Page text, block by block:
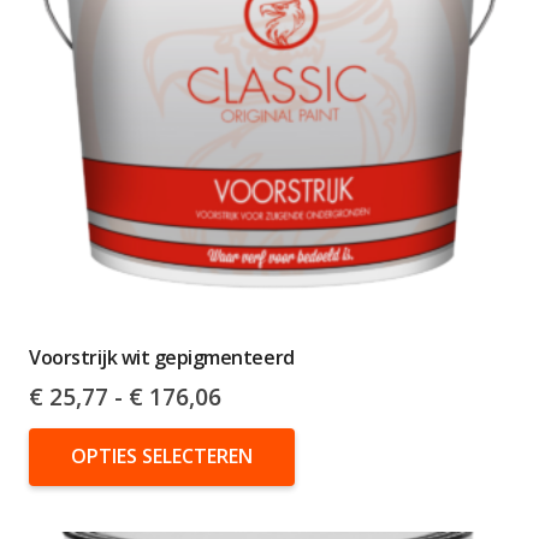
gekozen
worden
op
de
productpagina
Voorstrijk wit gepigmenteerd
€ 25,77 - € 176,06Prijsklasse:
€ 25,77
tot
€ 176,06
OPTIES SELECTEREN
meerdere